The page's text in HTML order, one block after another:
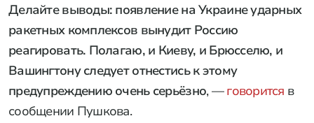
Делайте выводы: появление на Украине ударных
ракетных комплексов вынудит Россию
реагировать. Полагаю, и Киеву, и Брюсселю, и
Вашингтону следует отнестись к этому
предупреждению очень серьёзно, —говорится в
сообщении Пушкова.